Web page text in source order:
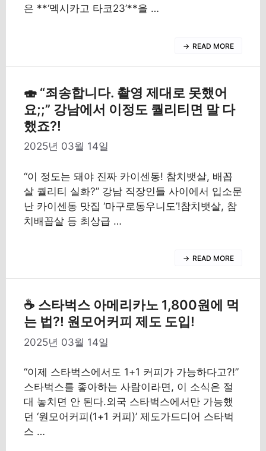
은 **‘멕시카고 타코23’**을 …
READ MORE
🍣 “죄송합니다. 촬영 제대로 못했어
요;;” 강남에서 이정도 퀄리티면 말 다
했죠?!
2025년 03월 14일
“이 정도는 돼야 진짜 카이센동! 참치뱃살, 배꼽
살 퀄리티 실화?” 강남 직장인들 사이에서 입소문
난 카이센동 맛집 ‘마구로동우니도’!참치뱃살, 참
치배꼽살 등 최상급 …
READ MORE
☕ 스타벅스 아메리카노 1,800원에 먹
는 법?! 원모어커피 제도 도입!
2025년 03월 14일
“이제 스타벅스에서도 1+1 커피가 가능하다고?!”
스타벅스를 좋아하는 사람이라면, 이 소식은 절
대 놓치면 안 된다.외국 스타벅스에서만 가능했
던 ‘원모어커피(1+1 커피)’ 제도가드디어 스타벅
스 …